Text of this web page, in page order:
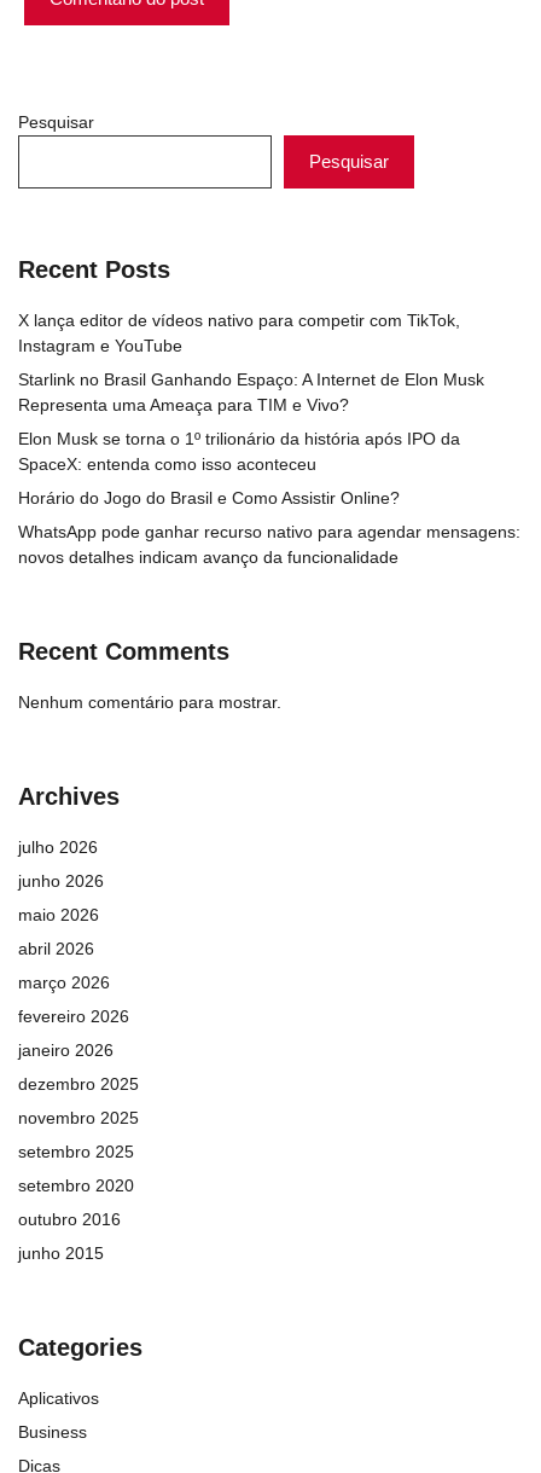
Pesquisar
Pesquisar
Recent Posts
X lança editor de vídeos nativo para competir com TikTok,
Instagram e YouTube
Starlink no Brasil Ganhando Espaço: A Internet de Elon Musk
Representa uma Ameaça para TIM e Vivo?
Elon Musk se torna o 1º trilionário da história após IPO da
SpaceX: entenda como isso aconteceu
Horário do Jogo do Brasil e Como Assistir Online?
WhatsApp pode ganhar recurso nativo para agendar mensagens:
novos detalhes indicam avanço da funcionalidade
Recent Comments
Nenhum comentário para mostrar.
Archives
julho 2026
junho 2026
maio 2026
abril 2026
março 2026
fevereiro 2026
janeiro 2026
dezembro 2025
novembro 2025
setembro 2025
setembro 2020
outubro 2016
junho 2015
Categories
Aplicativos
Business
Dicas